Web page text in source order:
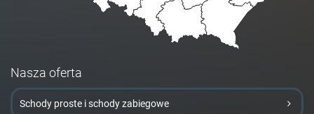
Nasza oferta
Schody proste i schody zabiegowe